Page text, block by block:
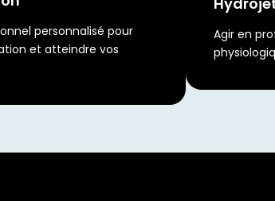
personnalisé pour
et atteindre vos
Agir en